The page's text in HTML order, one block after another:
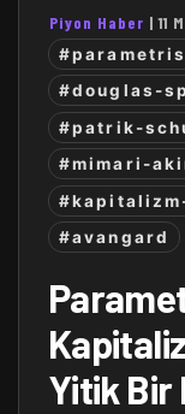
Piyon Haber |11
#douglas-
#patrik-
#mimari-
#avangard
Yitik Bir